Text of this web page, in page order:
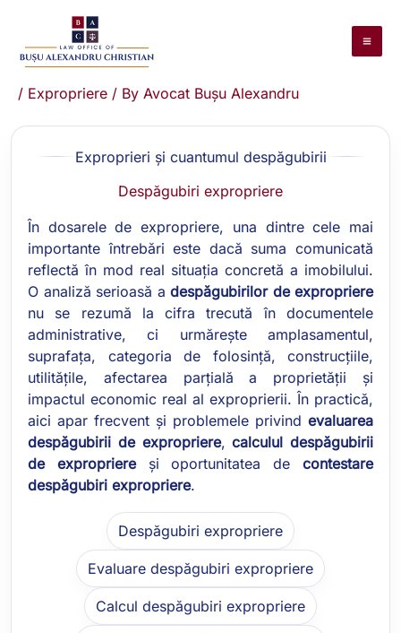
content
/ Expropriere / By Avocat Bușu Alexandru
Exproprieri și cuantumul despăgubirii
Despăgubiri expropriere
În dosarele de expropriere, una dintre cele mai
importante întrebări este dacă suma comunicată
reflectă în mod real situația concretă a imobilului.
O analiză serioasă a despăgubirilor de expropriere
nu se rezumă la cifra trecută în documentele
administrative, ci urmărește amplasamentul,
suprafața, categoria de folosință, construcțiile,
utilitățile, afectarea parțială a proprietății și
impactul economic real al exproprierii. În practică,
aici apar frecvent și problemele privind evaluarea
despăgubirii de expropriere,calculul despăgubirii
de expropriereși oportunitatea decontestare
despăgubiri expropriere.
Despăgubiri expropriere
Evaluare despăgubiri expropriere
Calcul despăgubiri expropriere